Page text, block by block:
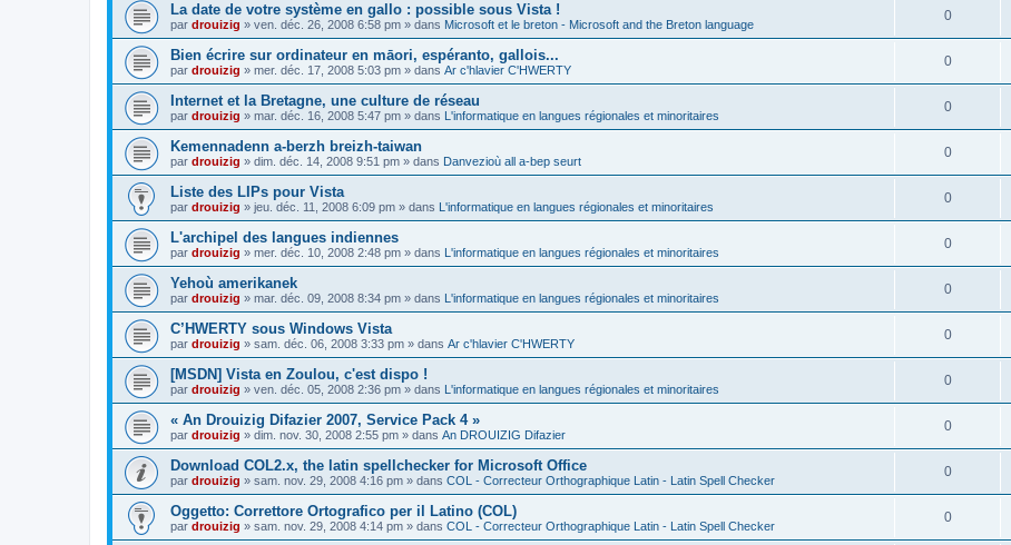
La date de votre système en gallo : possible sous Vista !
par drouizig » ven. déc. 26, 2008 6:58 pm » dans Microsoft et le breton - Microsoft and the Breton language
0
Bien écrire sur ordinateur en māori, espéranto, gallois...
par drouizig » mer. déc. 17, 2008 5:03 pm » dans Ar c'hlavier C'HWERTY
0
Internet et la Bretagne, une culture de réseau
par drouizig » mar. déc. 16, 2008 5:47 pm » dans L'informatique en langues régionales et minoritaires
0
Kemennadenn a-berzh breizh-taiwan
par drouizig » dim. déc. 14, 2008 9:51 pm » dans Danvezioù all a-bep seurt
0
Liste des LIPs pour Vista
par drouizig » jeu. déc. 11, 2008 6:09 pm » dans L'informatique en langues régionales et minoritaires
0
L'archipel des langues indiennes
par drouizig » mer. déc. 10, 2008 2:48 pm » dans L'informatique en langues régionales et minoritaires
0
Yehoù amerikanek
par drouizig » mar. déc. 09, 2008 8:34 pm » dans L'informatique en langues régionales et minoritaires
0
C’HWERTY sous Windows Vista
par drouizig » sam. déc. 06, 2008 3:33 pm » dans Ar c'hlavier C'HWERTY
0
[MSDN] Vista en Zoulou, c'est dispo !
par drouizig » ven. déc. 05, 2008 2:36 pm » dans L'informatique en langues régionales et minoritaires
0
« An Drouizig Difazier 2007, Service Pack 4 »
par drouizig » dim. nov. 30, 2008 2:55 pm » dans An DROUIZIG Difazier
0
Download COL2.x, the latin spellchecker for Microsoft Office
par drouizig » sam. nov. 29, 2008 4:16 pm » dans COL - Correcteur Orthographique Latin - Latin Spell Checker
0
Oggetto: Correttore Ortografico per il Latino (COL)
par drouizig » sam. nov. 29, 2008 4:14 pm » dans COL - Correcteur Orthographique Latin - Latin Spell Checker
0